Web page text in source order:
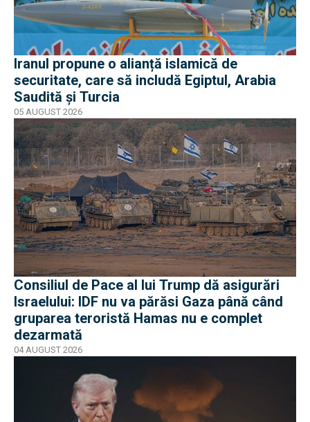
Iranul propune o alianță islamică de
securitate, care să includă Egiptul, Arabia
Saudită și Turcia
05 AUGUST 2026
Consiliul de Pace al lui Trump dă asigurări
Israelului: IDF nu va părăsi Gaza până când
gruparea teroristă Hamas nu e complet
dezarmată
04 AUGUST 2026